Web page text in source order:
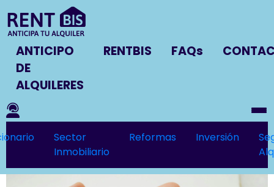
ANTICIPO
DE
ALQUILERES
RENTBIS FAQs
Sector
Inmobiliario
Reformas Inversión